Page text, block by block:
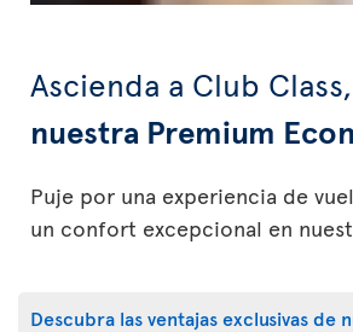
Ascienda a Club Class,
nuestra Premium
Puje por una experiencia de
un confort excepcional en
Descubra las ventajas exclusivas de